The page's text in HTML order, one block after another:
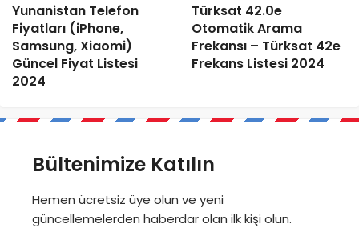
Yunanistan Telefon
Fiyatları (iPhone,
Samsung, Xiaomi)
Güncel Fiyat Listesi
2024
Türksat 42.0e
Otomatik Arama
Frekansı – Türksat 42e
Frekans Listesi 2024
Bültenimize Katılın
Hemen ücretsiz üye olun ve yeni
güncellemelerden haberdar olan ilk kişi olun.